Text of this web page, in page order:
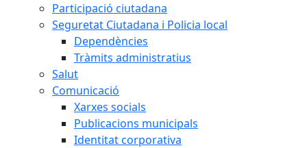
Participació ciutadana
Seguretat Ciutadana i Policia local
Dependències
Tràmits administratius
Salut
Comunicació
Xarxes socials
Publicacions municipals
Identitat corporativa